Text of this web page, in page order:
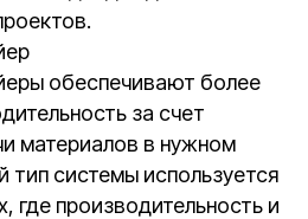
обеспечивают более
за счет
материалов в нужном
тип системы используется
где производительность и